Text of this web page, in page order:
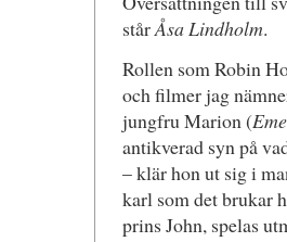
stårÅsa Lindholm.
Rollen som Robin
och filmer jag
jungfru Marion (
antikverad syn på
– klär hon ut sig i
karl som det brukar
prins John, spelas